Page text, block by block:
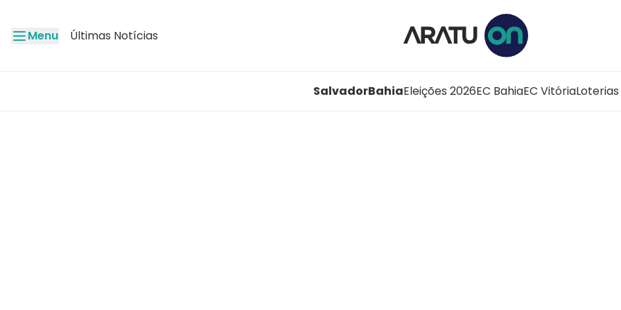
Menu Últimas Notícias
SalvadorBahiaEleições 2026EC BahiaEC VitóriaLoterias